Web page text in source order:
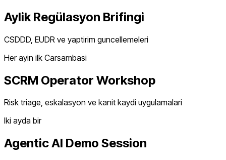
Aylik Regülasyon Brifingi
CSDDD, EUDR ve yaptirim guncellemeleri
Her ayin ilk Carsambasi
SCRM Operator Workshop
Risk triage, eskalasyon ve kanit kaydi uygulamalari
Iki ayda bir
Agentic AI Demo Session